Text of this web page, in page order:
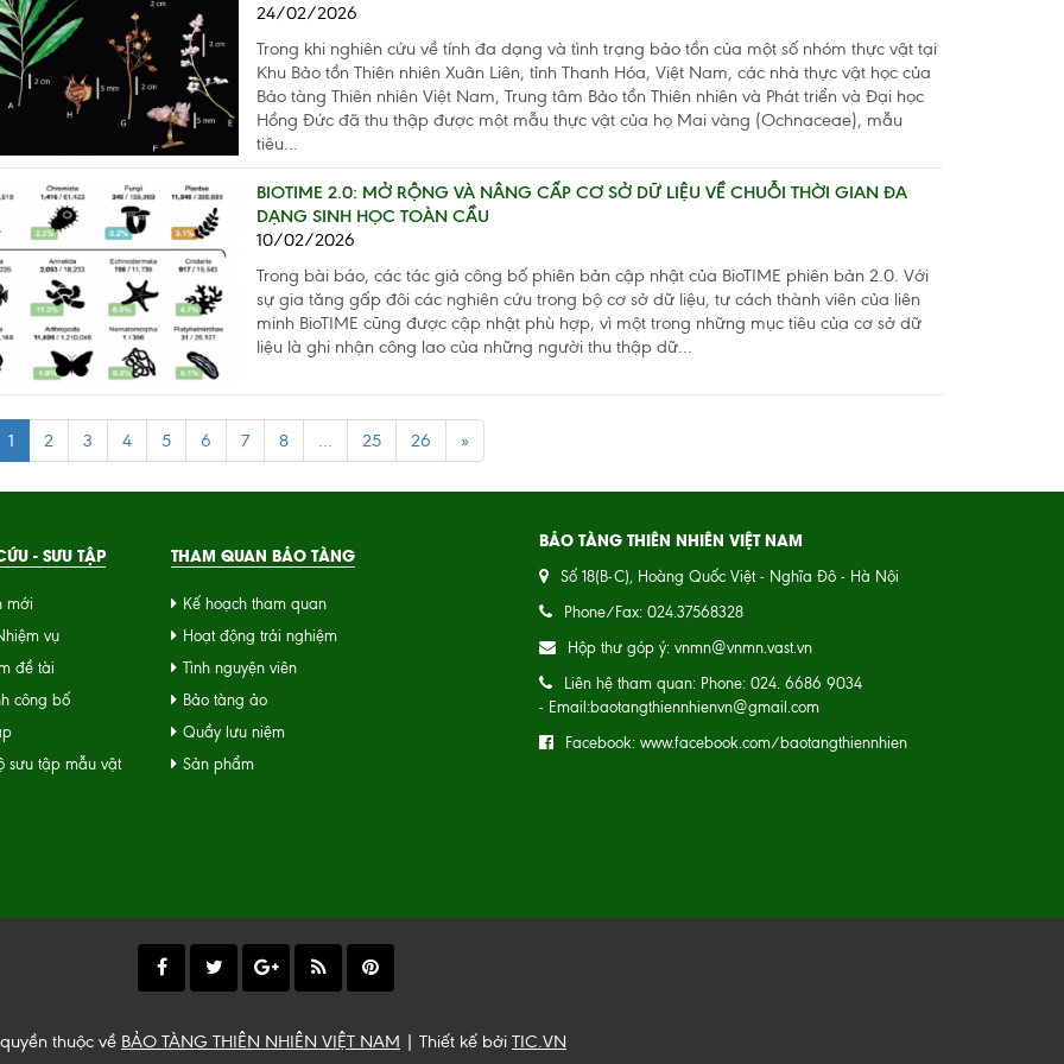
24/02/2026
Trong khi nghiên cứu về tính đa dạng và tình trạng bảo tồn của một số nhóm thực vật tại
Khu Bảo tồn Thiên nhiên Xuân Liên, tỉnh Thanh Hóa, Việt Nam, các nhà thực vật học của
Bảo tàng Thiên nhiên Việt Nam, Trung tâm Bảo tồn Thiên nhiên và Phát triển và Đại học
Hồng Đức đã thu thập được một mẫu thực vật của họ Mai vàng (Ochnaceae), mẫu
tiêu...
BIOTIME 2.0: MỞ RỘNG VÀ NÂNG CẤP CƠ SỞ DỮ LIỆU VỀ CHUỖI THỜI GIAN ĐA
DẠNG SINH HỌC TOÀN CẦU
10/02/2026
Trong bài báo, các tác giả công bố phiên bản cập nhật của BioTIME phiên bản 2.0. Với
sự gia tăng gấp đôi các nghiên cứu trong bộ cơ sở dữ liệu, tư cách thành viên của liên
minh BioTIME cũng được cập nhật phù hợp, vì một trong những mục tiêu của cơ sở dữ
liệu là ghi nhận công lao của những người thu thập dữ...
1 2 3 4 5 6 7 8 25 26 »
- SƯU TẬP
mới
vụ
đề tài
công bố
sưu tập mẫu vật
THAM QUAN BẢO TÀNG
Kế hoạch tham quan
Hoạt động trải nghiệm
Tình nguyện viên
Bảo tàng ảo
Quầy lưu niệm
Sản phẩm
BẢO TÀNG THIÊN NHIÊN VIỆT NAM
Số 18(B-C), Hoàng Quốc Việt - Nghĩa Đô - Hà Nội
Phone/Fax: 024.37568328
Hộp thư góp ý: vnmn@vnmn.vast.vn
Liên hệ tham quan: Phone: 024. 6686 9034
- Email:baotangthiennhienvn@gmail.com
Facebook: www.facebook.com/baotangthiennhien
thuộc về BẢO TÀNG THIÊN NHIÊN VIỆT NAM | Thiết kế bởi TIC.VN